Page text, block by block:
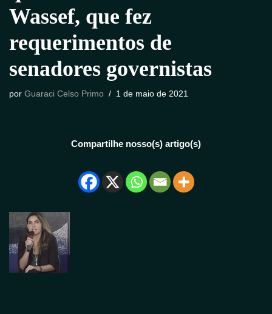
Wassef, que fez
requerimentos de
senadores governistas
por Guaraci Celso Primo 1 de maio de 2021
Compartilhe nosso(s) artigo(s)